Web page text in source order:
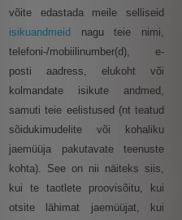
võite edastada meile selliseid
isikuandmeid nagu teie nimi,
telefoni-/mobiilinumber(d), e-
posti aadress, elukoht või
kolmandate isikute andmed,
samuti teie eelistused (nt teatud
sõidukimudelite või kohaliku
jaemüüja pakutavate teenuste
kohta). See on nii näiteks siis,
kui te taotlete proovisõitu, kui
otsite lähimat jaemüüjat, kui